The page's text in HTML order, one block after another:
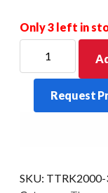
Only 3 left in
TTP-
TTP-
Request
SKU: